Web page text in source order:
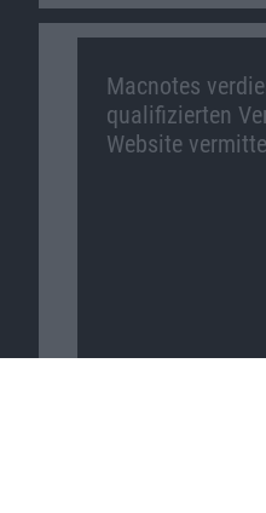
Macnotes
qualifizierten
Website